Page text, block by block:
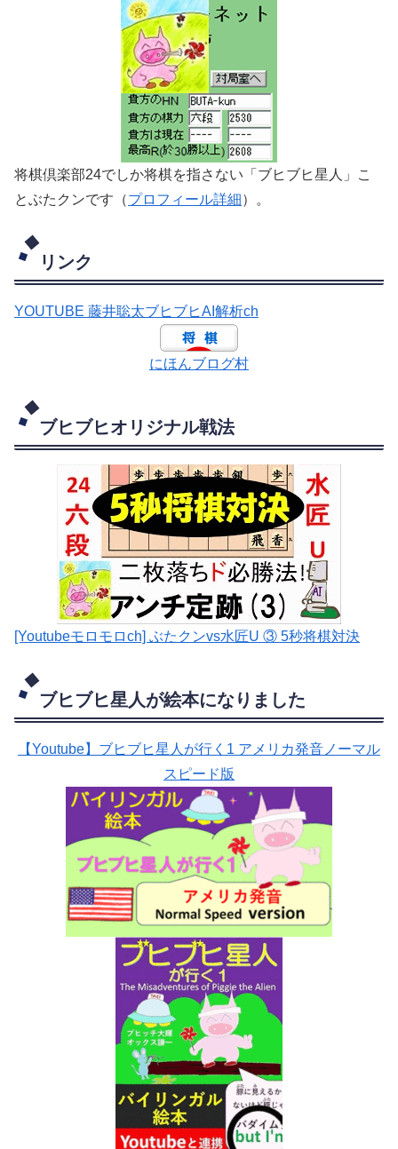
将棋倶楽部24でしか将棋を指さない「ブヒブヒ星人」こ
とぶたクンです（プロフィール詳細）。
リンク
YOUTUBE 藤井聡太ブヒブヒAI解析ch
にほんブログ村
ブヒブヒオリジナル戦法
[Youtubeモロモロch] ぶたクンvs水匠U ③ 5秒将棋対決
ブヒブヒ星人が絵本になりました
【Youtube】ブヒブヒ星人が行く1 アメリカ発音ノーマル
スピード版